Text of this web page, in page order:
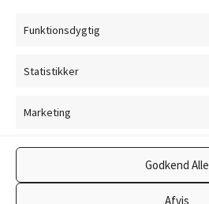
Funktionsdygtig
Statistikker
Marketing
Godkend Alle
Afvis
Privatlivspolitik
© Ravnholm Foderhus 2026